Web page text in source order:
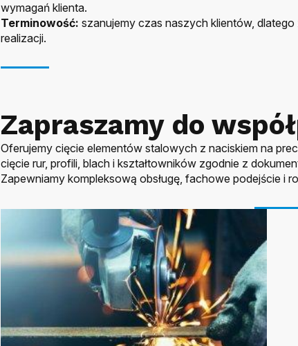
wymagań klienta.
Terminowość: szanujemy czas naszych klientów,
realizacji.
Zapraszamy do
Oferujemy cięcie elementów stalowych z naciskiem na
cięcie rur, profili, blach i kształtowników zgodnie z
Zapewniamy kompleksową obsługę, fachowe podejście i